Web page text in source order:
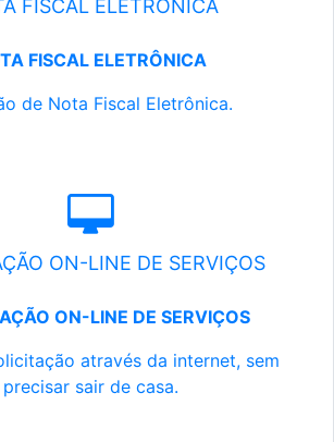
FISCAL ELETRÔNICA
FISCAL ELETRÔNICA
de Nota Fiscal Eletrônica.
ON-LINE DE SERVIÇOS
ON-LINE DE SERVIÇOS
através da internet, sem
precisar sair de casa.